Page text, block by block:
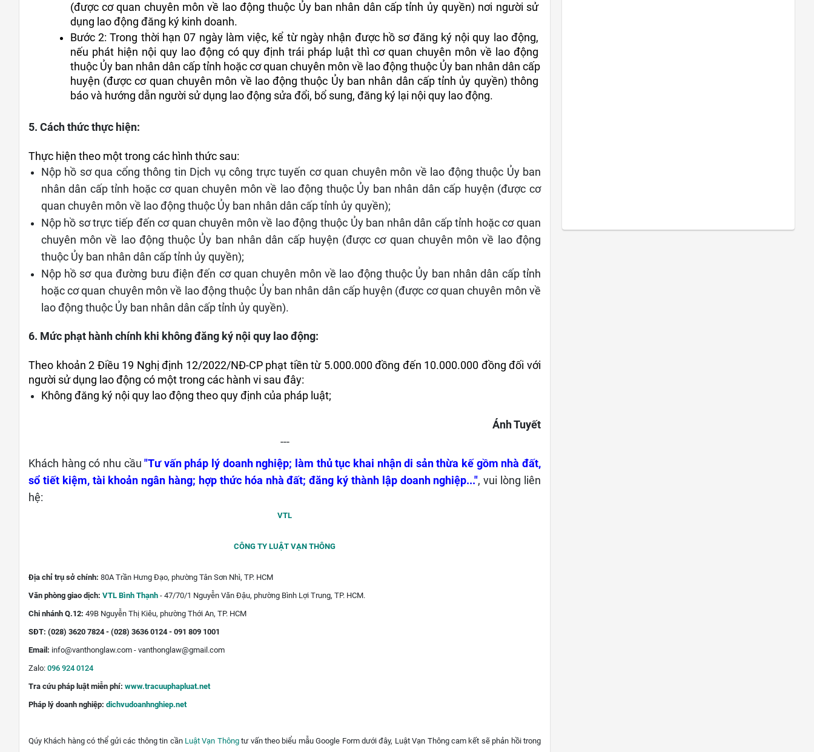
(được cơ quan chuyên môn về lao động thuộc Ủy ban nhân dân cấp tỉnh ủy quyền) nơi người sử
dụng lao động đăng ký kinh doanh.
Bước 2: Trong thời hạn 07 ngày làm việc, kể từ ngày nhận được hồ sơ đăng ký nội quy lao động,
nếu phát hiện nội quy lao động có quy định trái pháp luật thì cơ quan chuyên môn về lao động
thuộc Ủy ban nhân dân cấp tỉnh hoặc cơ quan chuyên môn về lao động thuộc Ủy ban nhân dân cấp
huyện (được cơ quan chuyên môn về lao động thuộc Ủy ban nhân dân cấp tỉnh ủy quyền) thông
báo và hướng dẫn người sử dụng lao động sửa đổi, bổ sung, đăng ký lại nội quy lao động.
5. Cách thức thực hiện:
Thực hiện theo một trong các hình thức sau:
Nộp hồ sơ qua cổng thông tin Dịch vụ công trực tuyến cơ quan chuyên môn về lao động thuộc Ủy ban
nhân dân cấp tỉnh hoặc cơ quan chuyên môn về lao động thuộc Ủy ban nhân dân cấp huyện (được cơ
quan chuyên môn về lao động thuộc Ủy ban nhân dân cấp tỉnh ủy quyền);
Nộp hồ sơ trực tiếp đến cơ quan chuyên môn về lao động thuộc Ủy ban nhân dân cấp tỉnh hoặc cơ quan
chuyên môn về lao động thuộc Ủy ban nhân dân cấp huyện (được cơ quan chuyên môn về lao động
thuộc Ủy ban nhân dân cấp tỉnh ủy quyền);
Nộp hồ sơ qua đường bưu điện đến cơ quan chuyên môn về lao động thuộc Ủy ban nhân dân cấp tỉnh
hoặc cơ quan chuyên môn về lao động thuộc Ủy ban nhân dân cấp huyện (được cơ quan chuyên môn về
lao động thuộc Ủy ban nhân dân cấp tỉnh ủy quyền).
6. Mức phạt hành chính khi không đăng ký nội quy lao động:
Theo khoản 2 Điều 19 Nghị định 12/2022/NĐ-CP phạt tiền từ 5.000.000 đồng đến 10.000.000 đồng đối với
người sử dụng lao động có một trong các hành vi sau đây:
Không đăng ký nội quy lao động theo quy định của pháp luật;
Ánh Tuyết
---
Khách hàng có nhu cầu"Tư vấn pháp lý doanh nghiệp; làm thủ tục khai nhận di sản thừa kế gồm nhà đất,
sổ tiết kiệm, tài khoản ngân hàng; hợp thức hóa nhà đất; đăng ký thành lập doanh nghiệp...", vui lòng liên
hệ:
VTL
CÔNG TY LUẬT VẠN THÔNG
Địa chỉ trụ sở chính: 80A Trần Hưng Đạo, phường Tân Sơn Nhì, TP. HCM
Văn phòng giao dịch: VTL Bình Thạnh - 47/70/1 Nguyễn Văn Đậu, phường Bình Lợi Trung, TP. HCM.
Chi nhánh Q.12: 49B Nguyễn Thị Kiêu, phường Thới An, TP. HCM
SĐT: (028) 3620 7824 - (028) 3636 0124 - 091 809 1001
Email: info@vanthonglaw.com - vanthonglaw@gmail.com
Zalo: 096 924 0124
Tra cứu pháp luật miễn phí: www.tracuuphapluat.net
Pháp lý doanh nghiệp: dichvudoanhnghiep.net
Qúy Khách hàng có thể gửi các thông tin cần Luật Vạn Thôngtư vấn theo biểu mẫu Google Form dưới đây, Luật Vạn Thông cam kết sẽ phản hồi trong